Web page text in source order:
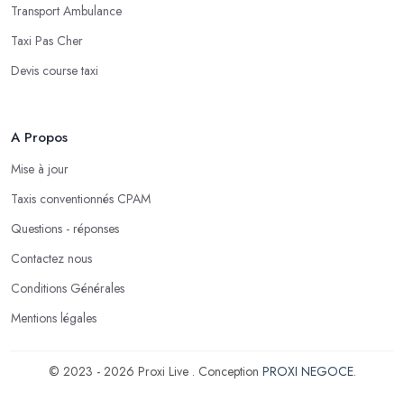
Transport Ambulance
Taxi Pas Cher
Devis course taxi
A Propos
Mise à jour
Taxis conventionnés CPAM
Questions - réponses
Contactez nous
Conditions Générales
Mentions légales
© 2023 - 2026 Proxi Live . Conception PROXI NEGOCE.